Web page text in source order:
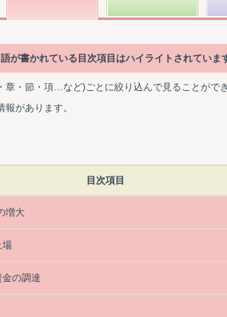
が書かれている目次項目はハイライトされていま
章・節・項…など)ごとに絞り込んで見ることがで
があります。
目次項目
増大
場
の調達